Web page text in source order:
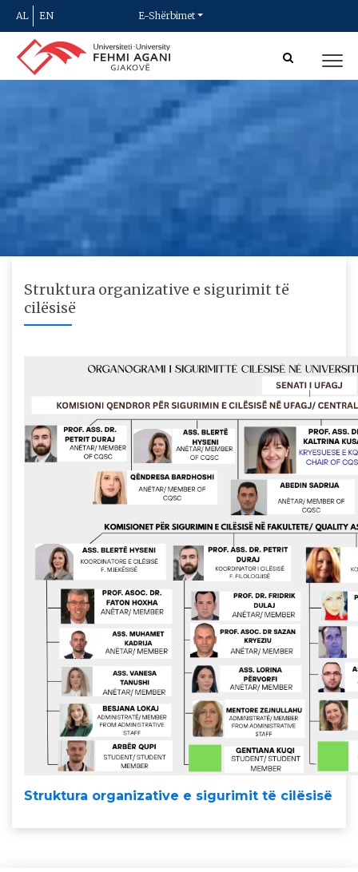
AL EN E-Shërbimet
Struktura organizative e sigurimit të
cilësisë
Struktura organizative e sigurimit të cilësisë